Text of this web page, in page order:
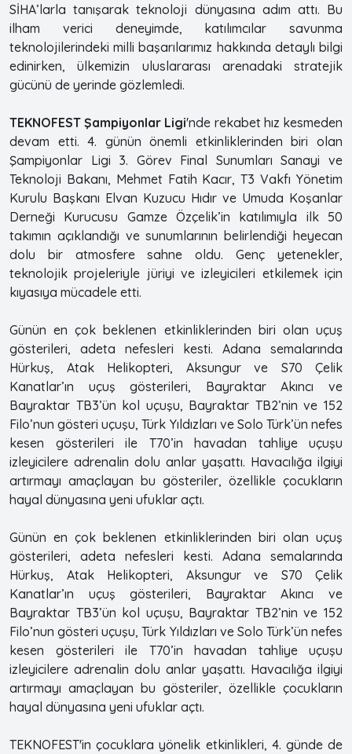
SİHA’larla tanışarak teknoloji dünyasına adım attı. Bu
ilham verici deneyimde, katılımcılar savunma
teknolojilerindeki milli başarılarımız hakkında detaylı bilgi
edinirken, ülkemizin uluslararası arenadaki stratejik
gücünü de yerinde gözlemledi.
TEKNOFEST Şampiyonlar Ligi'nde rekabet hız kesmeden
devam etti. 4. günün önemli etkinliklerinden biri olan
Şampiyonlar Ligi 3. Görev Final Sunumları Sanayi ve
Teknoloji Bakanı, Mehmet Fatih Kacır, T3 Vakfı Yönetim
Kurulu Başkanı Elvan Kuzucu Hıdır ve Umuda Koşanlar
Derneği Kurucusu Gamze Özçelik’in katılımıyla ilk 50
takımın açıklandığı ve sunumlarının belirlendiği heyecan
dolu bir atmosfere sahne oldu. Genç yetenekler,
teknolojik projeleriyle jüriyi ve izleyicileri etkilemek için
kıyasıya mücadele etti.
Günün en çok beklenen etkinliklerinden biri olan uçuş
gösterileri, adeta nefesleri kesti. Adana semalarında
Hürkuş, Atak Helikopteri, Aksungur ve S70 Çelik
Kanatlar’ın uçuş gösterileri, Bayraktar Akıncı ve
Bayraktar TB3’ün kol uçuşu, Bayraktar TB2’nin ve 152
Filo’nun gösteri uçuşu, Türk Yıldızları ve Solo Türk’ün nefes
kesen gösterileri ile T70’in havadan tahliye uçuşu
izleyicilere adrenalin dolu anlar yaşattı. Havacılığa ilgiyi
artırmayı amaçlayan bu gösteriler, özellikle çocukların
hayal dünyasına yeni ufuklar açtı.
Günün en çok beklenen etkinliklerinden biri olan uçuş
gösterileri, adeta nefesleri kesti. Adana semalarında
Hürkuş, Atak Helikopteri, Aksungur ve S70 Çelik
Kanatlar’ın uçuş gösterileri, Bayraktar Akıncı ve
Bayraktar TB3’ün kol uçuşu, Bayraktar TB2’nin ve 152
Filo’nun gösteri uçuşu, Türk Yıldızları ve Solo Türk’ün nefes
kesen gösterileri ile T70’in havadan tahliye uçuşu
izleyicilere adrenalin dolu anlar yaşattı. Havacılığa ilgiyi
artırmayı amaçlayan bu gösteriler, özellikle çocukların
hayal dünyasına yeni ufuklar açtı.
TEKNOFEST'in çocuklara yönelik etkinlikleri, 4. günde de